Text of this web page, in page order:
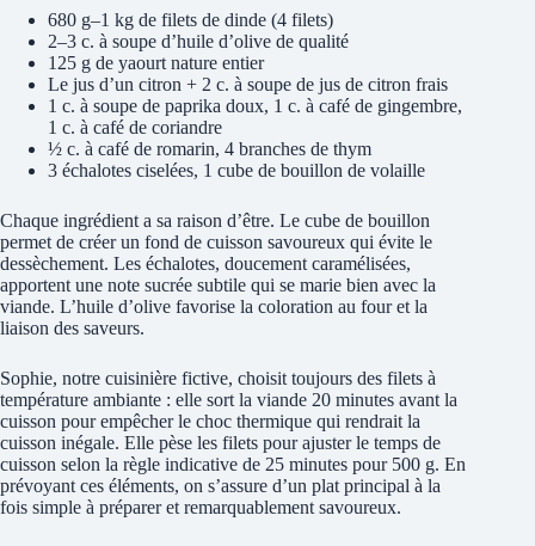
680 g–1 kg de filets de dinde (4 filets)
2–3 c. à soupe d’huile d’olive de qualité
125 g de yaourt nature entier
Le jus d’un citron + 2 c. à soupe de jus de citron frais
1 c. à soupe de paprika doux, 1 c. à café de gingembre,
1 c. à café de coriandre
½ c. à café de romarin, 4 branches de thym
3 échalotes ciselées, 1 cube de bouillon de volaille
Chaque ingrédient a sa raison d’être. Le cube de bouillon
permet de créer un fond de cuisson savoureux qui évite le
dessèchement. Les échalotes, doucement caramélisées,
apportent une note sucrée subtile qui se marie bien avec la
viande. L’huile d’olive favorise la coloration au four et la
liaison des saveurs.
Sophie, notre cuisinière fictive, choisit toujours des filets à
température ambiante : elle sort la viande 20 minutes avant la
cuisson pour empêcher le choc thermique qui rendrait la
cuisson inégale. Elle pèse les filets pour ajuster le temps de
cuisson selon la règle indicative de 25 minutes pour 500 g. En
prévoyant ces éléments, on s’assure d’un plat principal à la
fois simple à préparer et remarquablement savoureux.